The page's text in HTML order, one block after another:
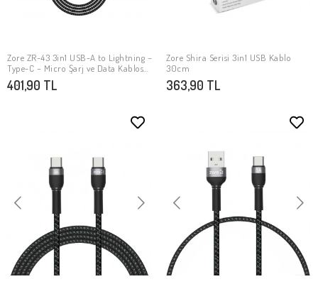
SEPETE EKLE
Zore ZR-43 3in1 USB-A to Lightning –
Type-C – Micro Şarj ve Data Kablosu
20W 1.5M
401,90 TL
SEPETE EKLE
​Zore Shira Serisi 3in1 USB Kablo
30cm
363,90 TL